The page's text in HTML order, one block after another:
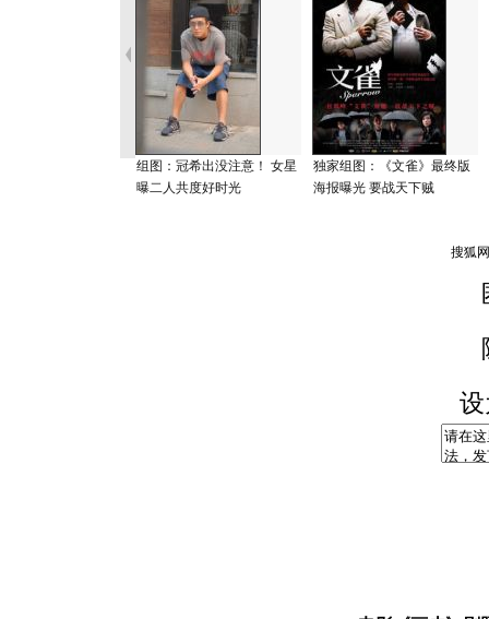
组图：冠希出没注意！ 女星
曝二人共度好时光
独家组图：《文雀》最终版
海报曝光 要战天下贼